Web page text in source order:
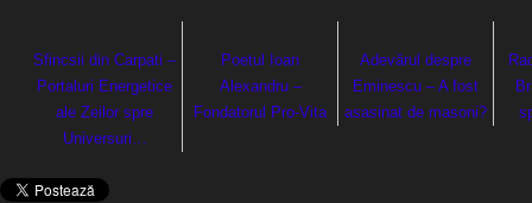
Sfincsii din Carpati –
Portaluri Energetice
ale Zeilor spre
Universuri…
Poetul Ioan
Alexandru –
Fondatorul Pro-Vita
Adevărul despre
Eminescu – A fost
asasinat de masoni?